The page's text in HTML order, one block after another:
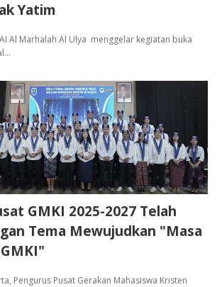
Yatim
Al Marhalah Al Ulya menggelar kegiatan buka
GMKI 2025-2027 Telah
Tema Mewujudkan "Masa
Pengurus Pusat Gerakan Mahasiswa Kristen